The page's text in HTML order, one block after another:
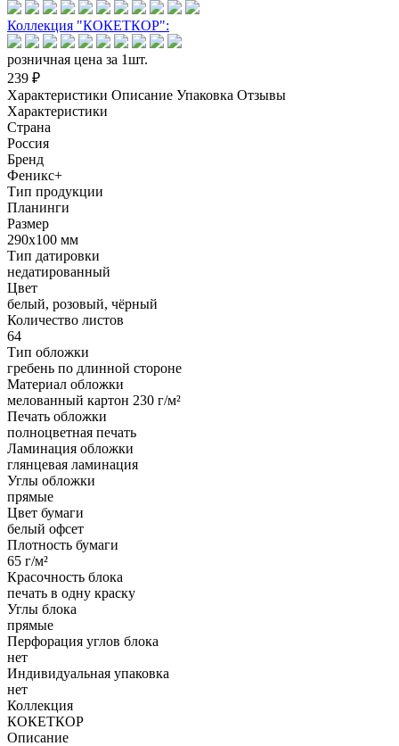
Коллекция "КОКЕТКОР":
розничная цена за 1шт.
239 ₽
Характеристики Описание Упаковка Отзывы
Характеристики
Страна
Россия
Бренд
Феникс+
Тип продукции
Планинги
Размер
290х100 мм
Тип датировки
недатированный
Цвет
белый, розовый, чёрный
Количество листов
64
Тип обложки
гребень по длинной стороне
Материал обложки
мелованный картон 230 г/м²
Печать обложки
полноцветная печать
Ламинация обложки
глянцевая ламинация
Углы обложки
прямые
Цвет бумаги
белый офсет
Плотность бумаги
65 г/м²
Красочность блока
печать в одну краску
Углы блока
прямые
Перфорация углов блока
нет
Индивидуальная упаковка
нет
Коллекция
КОКЕТКОР
Описание